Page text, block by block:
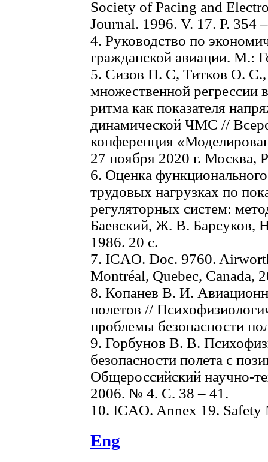
Society of Pacing and
Journal. 1996. V. 17. P. 354
4. Руководство по
гражданской авиации. М.:
5. Сизов П. С, Титков О.
множественной регрессии
ритма как показателя
динамической ЧМС //
конференция
27 ноября 2020 г. Москва,
6. Оценка
трудовых нагрузках по
регуляторных систем:
Баевский, Ж. В. Барсуков,
1986. 20 с.
7. ICAO. Doc. 9760.
Montréal, Quebec, Canada,
8. Копанев В. И.
полетов //
проблемы безопасности
9. Горбунов В. В.
безопасности полета с
Общероссийский научно-
2006. № 4. С. 38 – 41.
10. ICAO. Annex 19. Safety
Eng